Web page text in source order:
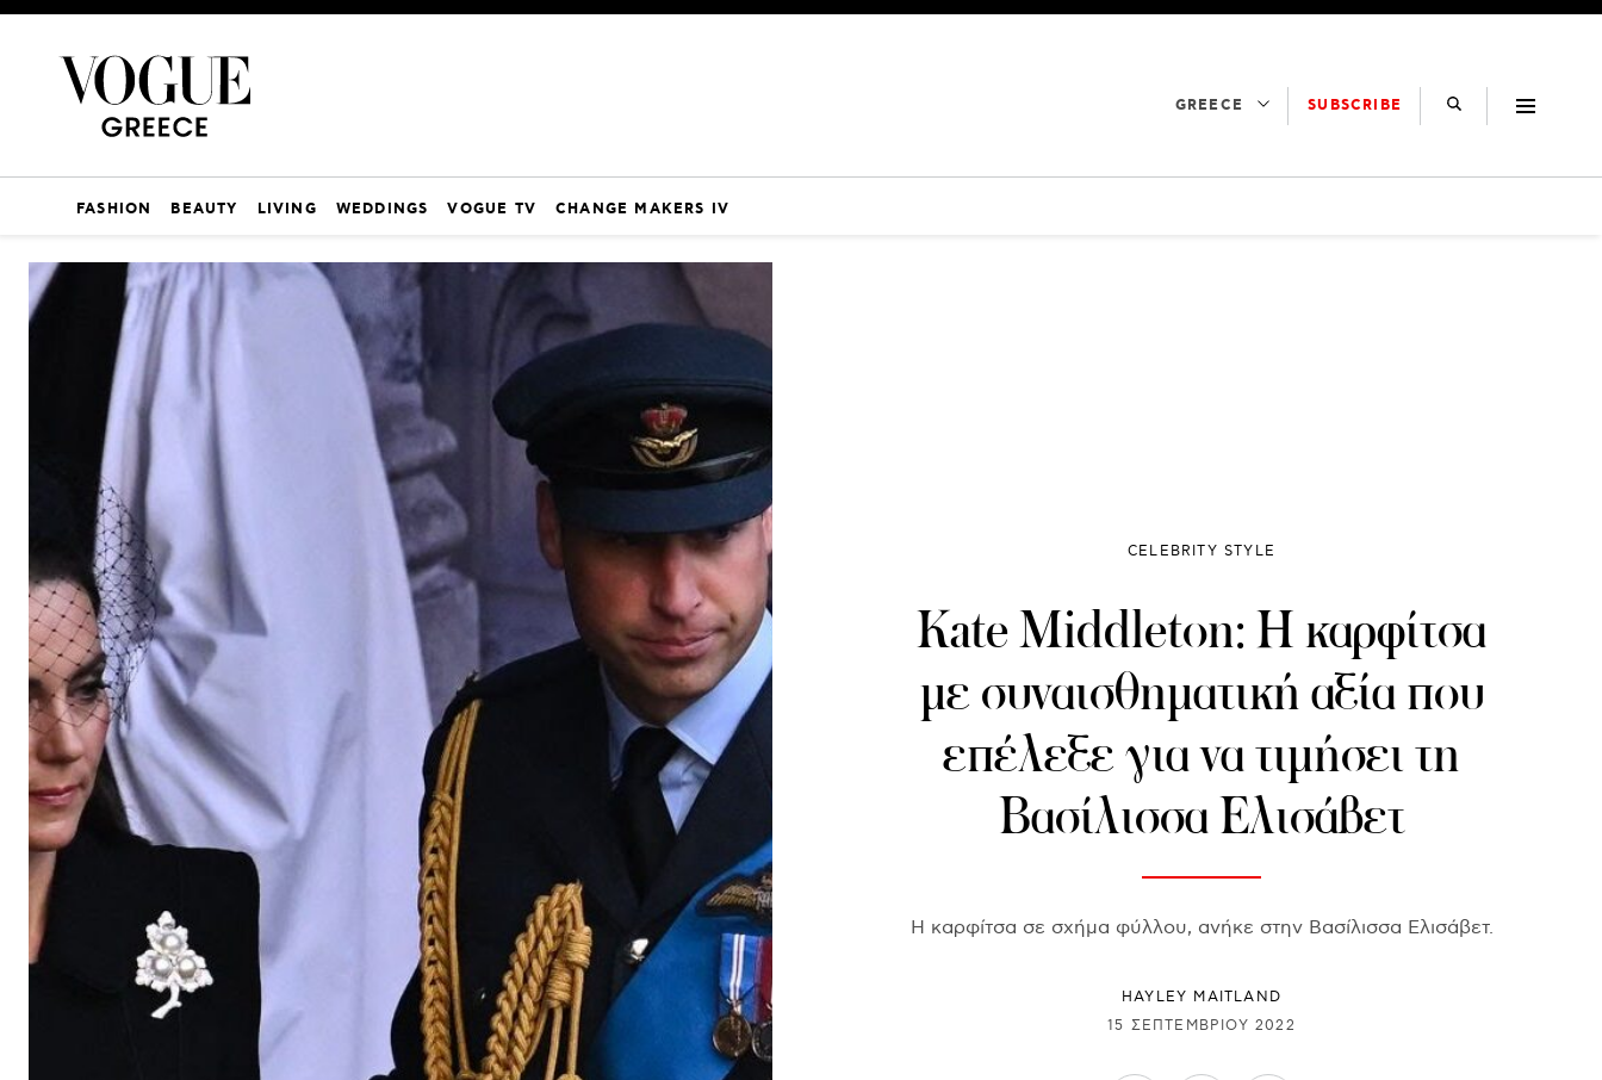
GREECE SUBSCRIBE
FASHION BEAUTY LIVING WEDDINGS VOGUE TV CHANGE MAKERS IV
CELEBRITY STYLE
Kate Middleton: Η καρφίτσα
με συναισθηματική αξία που
επέλεξε για να τιμήσει τη
Βασίλισσα Ελισάβετ
Η καρφίτσα σε σχήμα φύλλου, ανήκε στην Βασίλισσα Ελισάβετ.
HAYLEY MAITLAND
15 ΣΕΠΤΕΜΒΡΊΟΥ 2022